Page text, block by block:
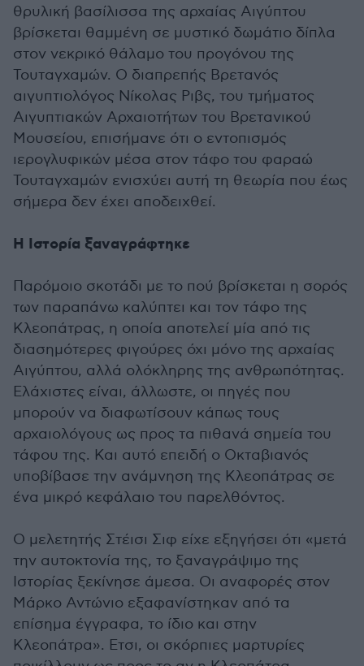
θρυλική βασίλισσα της αρχαίας Αιγύπτου
βρίσκεται θαμμένη σε μυστικό δωμάτιο δίπλα
στον νεκρικό θάλαμο του προγόνου της
Τουταγχαμών. Ο διαπρεπής Βρετανός
αιγυπτιολόγος Νίκολας Ριβς, του τμήματος
Αιγυπτιακών Αρχαιοτήτων του Βρετανικού
Μουσείου, επισήμανε ότι ο εντοπισμός
ιερογλυφικών μέσα στον τάφο του φαραώ
Τουταγχαμών ενισχύει αυτή τη θεωρία που έως
σήμερα δεν έχει αποδειχθεί.
Η Ιστορία ξαναγράφτηκε
Παρόμοιο σκοτάδι με το πού βρίσκεται η σορός
των παραπάνω καλύπτει και τον τάφο της
Κλεοπάτρας, η οποία αποτελεί μία από τις
διασημότερες φιγούρες όχι μόνο της αρχαίας
Αιγύπτου, αλλά ολόκληρης της ανθρωπότητας.
Ελάχιστες είναι, άλλωστε, οι πηγές που
μπορούν να διαφωτίσουν κάπως τους
αρχαιολόγους ως προς τα πιθανά σημεία του
τάφου της. Και αυτό επειδή ο Οκταβιανός
υποβίβασε την ανάμνηση της Κλεοπάτρας σε
ένα μικρό κεφάλαιο του παρελθόντος.
Ο μελετητής Στέισι Σιφ είχε εξηγήσει ότι «μετά
την αυτοκτονία της, το ξαναγράψιμο της
Ιστορίας ξεκίνησε άμεσα. Οι αναφορές στον
Μάρκο Αντώνιο εξαφανίστηκαν από τα
επίσημα έγγραφα, το ίδιο και στην
Κλεοπάτρα». Ετσι, οι σκόρπιες μαρτυρίες